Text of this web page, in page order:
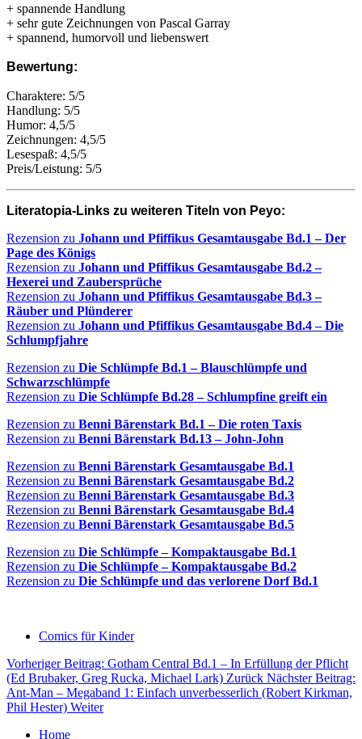
+ spannende Handlung
+ sehr gute Zeichnungen von Pascal Garray
+ spannend, humorvoll und liebenswert
Bewertung:
Charaktere: 5/5
Handlung: 5/5
Humor: 4,5/5
Zeichnungen: 4,5/5
Lesespaß: 4,5/5
Preis/Leistung: 5/5
Literatopia-Links zu weiteren Titeln von Peyo:
Rezension zu Johann und Pfiffikus Gesamtausgabe Bd.1 – Der
Page des Königs
Rezension zu Johann und Pfiffikus Gesamtausgabe Bd.2 –
Hexerei und Zaubersprüche
Rezension zu Johann und Pfiffikus Gesamtausgabe Bd.3 –
Räuber und Plünderer
Rezension zu Johann und Pfiffikus Gesamtausgabe Bd.4 – Die
Schlumpfjahre
Rezension zu Die Schlümpfe Bd.1 – Blauschlümpfe und
Schwarzschlümpfe
Rezension zu Die Schlümpfe Bd.28 – Schlumpfine greift ein
Rezension zu Benni Bärenstark Bd.1 – Die roten Taxis
Rezension zu Benni Bärenstark Bd.13 – John-John
Rezension zu Benni Bärenstark Gesamtausgabe Bd.1
Rezension zu Benni Bärenstark Gesamtausgabe Bd.2
Rezension zu Benni Bärenstark Gesamtausgabe Bd.3
Rezension zu Benni Bärenstark Gesamtausgabe Bd.4
Rezension zu Benni Bärenstark Gesamtausgabe Bd.5
Rezension zu Die Schlümpfe – Kompaktausgabe Bd.1
Rezension zu Die Schlümpfe – Kompaktausgabe Bd.2
Rezension zu Die Schlümpfe und das verlorene Dorf Bd.1
Comics für Kinder
Vorheriger Beitrag: Gotham Central Bd.1 – In Erfüllung der Pflicht
(Ed Brubaker, Greg Rucka, Michael Lark) Zurück Nächster Beitrag:
Ant-Man – Megaband 1: Einfach unverbesserlich (Robert Kirkman,
Phil Hester) Weiter
Home